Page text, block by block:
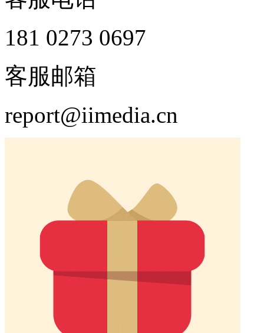
181 0273 0697
客服邮箱
report@iimedia.cn